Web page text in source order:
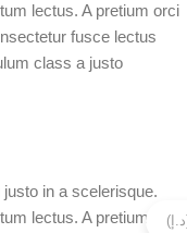
lectus. A pretium orci
fusce lectus
class a justo
in a scelerisque.
lectus. A pretium orci